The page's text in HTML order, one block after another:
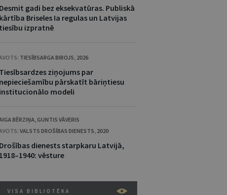
Desmit gadi bez eksekvatūras. Publiskā
kārtība Briseles Ia regulas un Latvijas
tiesību izpratnē
TIESĪBSARGA BIROJS, 2026
Tiesībsardzes ziņojums par
nepieciešamību pārskatīt bāriņtiesu
institucionālo modeli
BĒRZIŅA, GUNTIS VĀVERIS
VALSTS DROŠĪBAS DIENESTS, 2020
Drošības dienests starpkaru Latvijā,
1918–1940: vēsture
VISA BIBLIOTĒKA